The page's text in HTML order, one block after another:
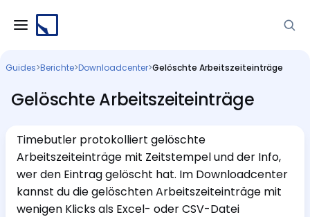
Guides>Berichte>Downloadcenter>Gelöschte Arbeitszeiteinträge
Gelöschte Arbeitszeiteinträge
Timebutler protokolliert gelöschte
Arbeitszeiteinträge mit Zeitstempel und der Info,
wer den Eintrag gelöscht hat. Im Downloadcenter
kannst du die gelöschten Arbeitszeiteinträge mit
wenigen Klicks als Excel- oder CSV-Datei